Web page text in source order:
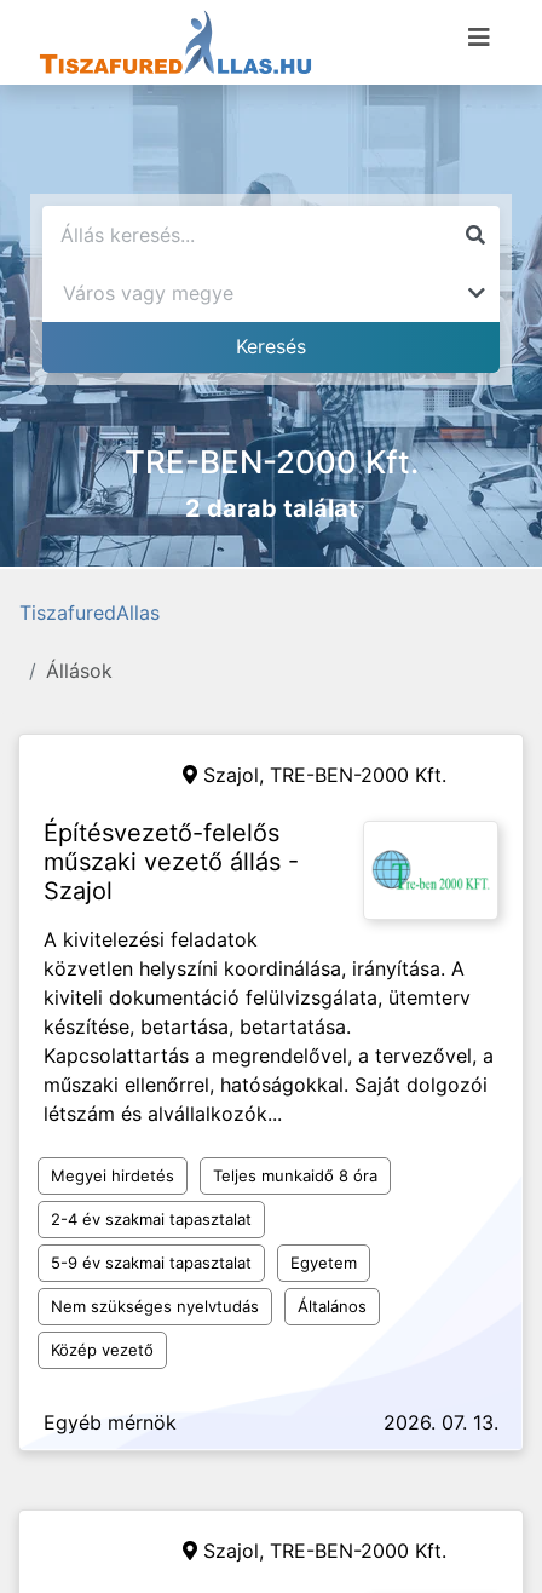
TRE-BEN-2000 Kft.
2 darab találat
TiszafuredAllas
Állások
Szajol, TRE-BEN-2000 Kft.
Építésvezető-felelős
műszaki vezető állás -
Szajol
A kivitelezési feladatok
közvetlen helyszíni koordinálása, irányítása. A
kiviteli dokumentáció felülvizsgálata, ütemterv
készítése, betartása, betartatása.
Kapcsolattartás a megrendelővel, a tervezővel, a
műszaki ellenőrrel, hatóságokkal. Saját dolgozói
létszám és alvállalkozók...
Megyei hirdetés Teljes munkaidő 8 óra
2-4 év szakmai tapasztalat
5-9 év szakmai tapasztalat Egyetem
Nem szükséges nyelvtudás Általános
Közép vezető
Egyéb mérnök 2026. 07. 13.
Szajol, TRE-BEN-2000 Kft.